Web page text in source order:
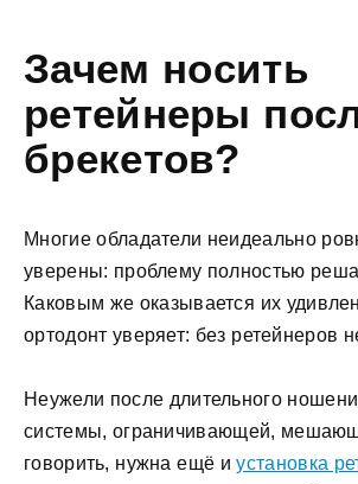
Зачем носить
ретейнеры
брекетов?
Многие обладатели неидеально
уверены: проблему полностью
Каковым же оказывается их
ортодонт уверяет: без ретейнеров
Неужели после длительного
системы, ограничивающей,
говорить, нужна ещё иустановка